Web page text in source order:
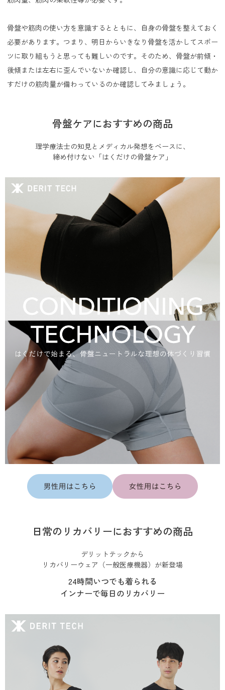
骨盤や筋肉の使い方を意識するとともに、自身の骨盤を整えておく
必要があります。つまり、明日からいきなり骨盤を活かしてスポー
ツに取り組もうと思っても難しいのです。そのため、骨盤が前傾・
後傾または左右に歪んでいないか確認し、自分の意識に応じて動か
すだけの筋肉量が備わっているのか確認してみましょう。
骨盤ケアにおすすめの商品
理学療法士の知見とメディカル発想をベースに、
締め付けない「はくだけの骨盤ケア」
日常のリカバリーにおすすめの商品
デリットテックから
リカバリーウェア（一般医療機器）が新登場
24時間いつでも着られる
インナーで毎日のリカバリー